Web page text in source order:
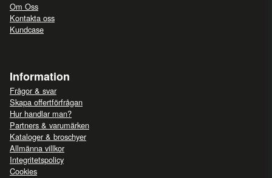
Om Oss
Kontakta oss
Kundcase
Information
Frågor & svar
Skapa offertförfrågan
Hur handlar man?
Partners & varumärken
Kataloger & broschyer
Allmänna villkor
Integritetspolicy
Cookies